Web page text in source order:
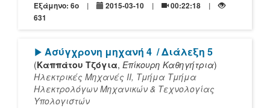
Εξάμηνο: 6o 2015-03-10
00:22:18
631
[Play]
Ασύγχρονη μηχανή 4 / Διάλεξη 5
(Καππάτου Τζόγια, Επίκουρη Καθηγήτρια)
Ηλεκτρικές Μηχανές ΙΙ, Τμήμα Τμήμα
Ηλεκτρολόγων Μηχανικών & Τεχνολογίας
Υπολογιστών